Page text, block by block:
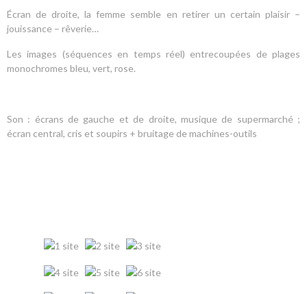
Écran de droite, la femme semble en retirer un certain plaisir –
jouissance – rêverie…
Les images (séquences en temps réel) entrecoupées de plages
monochromes bleu, vert, rose.
Son : écrans de gauche et de droite, musique de supermarché ;
écran central, cris et soupirs + bruitage de machines-outils